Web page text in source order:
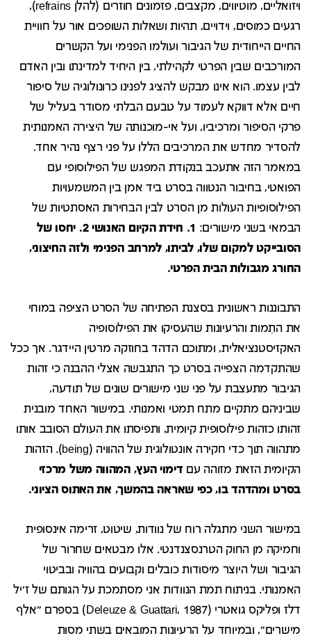
ויזואליים, מוטיווים, מקצבים, פזמונים חוזרים (להלן refrains),
רגעים כמוסים, וידויים, תהיות ושאלות השופכים אור על חוויית
החיים הייחודית של הגיבור ועולמו הפנימי ועל הקשרים
המורכבים שבין הפרטי לקהילתי, בין היחיד למדינתו ובין האדם
לבין עצמו. הוא אינו מבקש להציג לפנינו כרונולוגיה של סיפור
חיים אלא דווקא לעמוד על טבעם הבלתי מסודר בעליל של
פרקי הסיפור ומרכיביו, ועל אי-מוכנותה של היצירה האמנותית
להסדיר מחדש את המרכיבים הללו על פני רצף נהיר אחד.
במאמר הזה אתעכב בנקודת המפגש של הפילוסופי עם
הפואטי, בחיבור הנטווה בסרט ביד אמן בין המשמעויות
הפילוסופיות העולות מן הסרט לבין הבחירות האסתטיות של
הבמאי בשני מישורים:
1. חידת הקיום האנושי 2. יחסו של
הסובייקט למקום שלו, לביתו, למרחב הפנימי ולזה החיצוני,
החורג מגבולות הבית הפרטי.
התבוננות ראשונית בסצנת הפתיחה של הסרט הציפה במוחי
את התֵמות והרעיונות שהעסיקו את הפילוסופיה
האקזיסטנציאלית, ומתוכם הדהד בחוזקה מרטין היידגר. אך ככל
שהתקדמה הצפייה בסרט כך התגבשה אצלי ההבנה כי זהות
הגיבור מתעצבת על פני שני מישורים שונים של תודעה,
שביניהם מתקיים מתח תמטי ואמנותי. במישור האחד מובנית
זהותו כזהות פילוסופית קיומית, ותפיסתו את העולם הסובב אותו
מתהווה תוך כדי חקירה אונטולוגית של ההוויה (being). הזהות
הקיומית הזאת מזוהה עםדימוי העץ, המהווה משל מרכזי
בסרט ומהדהד בו, כפי שאראה בהמשך, את האתוס הציוני.
במישור השני מתגלה רוח של נוודות, שיטוט, זרימה אינסופית
וחמיקה מן החוק הטרנסצנדנטי. אלו מבטאים שחרור של
הגיבור ושל היוצר מיסודות כובלים וקבועים בהוויה ובביטוי
האמנותי. בניתוח תמת הנוודות אני מסתמכת על הגותם של ז'יל
דלז ופליקס גואטרי (Deleuze & Guattari, 1987) בספרם "אלף
מישרים", ובמיוחד על הרעיונות המובאים בשתי מסות